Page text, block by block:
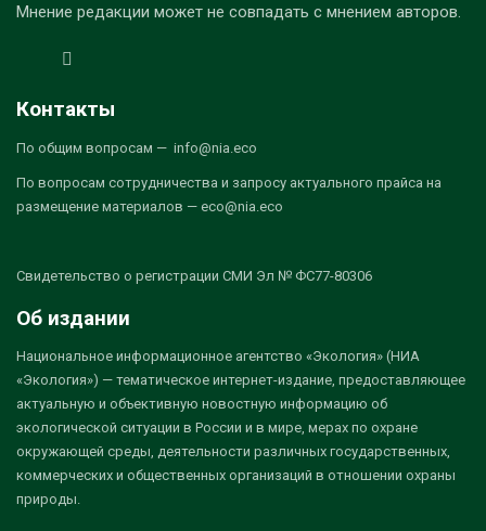
Мнение редакции может не совпадать с мнением авторов.
Контакты
По общим вопросам — info@nia.eco
По вопросам сотрудничества и запросу актуального прайса на
размещение материалов — eco@nia.eco
Свидетельство о регистрации СМИ Эл № ФС77-80306
Об издании
Национальное информационное агентство «Экология» (НИА
«Экология») — тематическое интернет-издание, предоставляющее
актуальную и объективную новостную информацию об
экологической ситуации в России и в мире, мерах по охране
окружающей среды, деятельности различных государственных,
коммерческих и общественных организаций в отношении охраны
природы.